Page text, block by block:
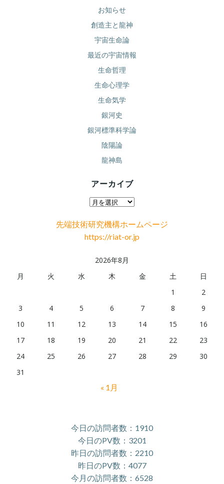
お知らせ
創造主と龍神
宇宙生命論
最近の宇宙情報
生命哲理
生命心理学
生命気学
銀河史
銀河標準科学論
陰陽論
龍神島
アーカイブ
ア
カ
イ
先端技術研究機構ホームページ
https://riat-or.jp
2026年8月
月
火 水 木 金 土
日
1
2
3
4 5 6 7 8
9
10
11 12 13 14 15
16
17
18 19 20 21 22
23
24
25 26 27 28 29
30
31
« 1月
今日の訪問者数：1910
今日のPV数：3201
昨日の訪問者数：2210
昨日のPV数：4077
今月の訪問者数：6528